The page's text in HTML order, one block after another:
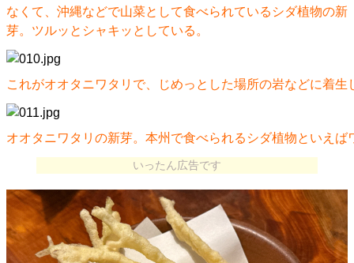
なくて、沖縄などで山菜として食べられているシダ植物の新
芽。ツルッとシャキッとしている。
これがオオタニワタリで、じめっとした場所の岩などに着生
オオタニワタリの新芽。本州で食べられるシダ植物といえ
いったん広告です